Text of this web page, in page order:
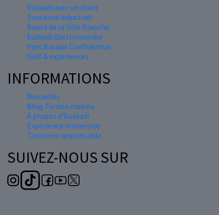
Euskadi avec un chien
Tourisme industriel
Route de la Ville Blanche
Euskadi Gastronomika
Pays Basque Confidential
Golf & experiences
INFORMATIONS
Nouvelles
Blog Turista maitea
À propos d'Euskadi
Expérience immersive
Tourisme responsable
SUIVEZ-NOUS SUR